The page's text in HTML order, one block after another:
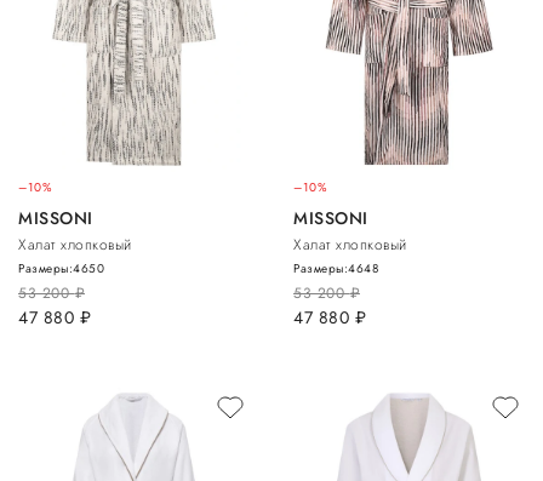
–10%
MISSONI
Халат хлопковый
53 200руб.
47 880 руб.
Размеры:4650
–10%
MISSONI
Халат хлопковый
53 200руб.
47 880 руб.
Размеры:4648